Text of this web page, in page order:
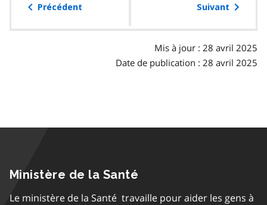
table
Précédent Suivant
Mis à jour : 28 avril 2025
Date de publication : 28 avril 2025
Ministère de la Santé
Le ministère de la Santé travaille pour aider les gens à